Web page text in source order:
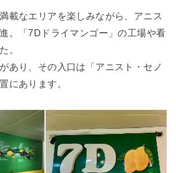
載なエリアを楽しみながら、アニス
。「7Dドライマンゴー」の工場や看
。
あり、その入口は「アニスト・セノ
にあります。